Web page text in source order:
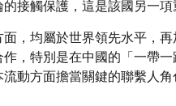
接觸保護，這是該國另一項
，均屬於世界領先水平，
，特別是在中國的「一帶
動方面擔當關鍵的聯繫人